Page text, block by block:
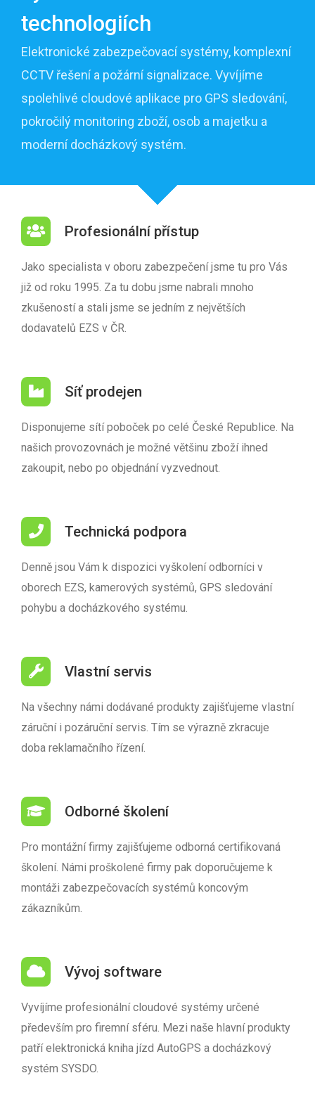
technologiích
Elektronické zabezpečovací systémy, komplexní
CCTV řešení a požární signalizace. Vyvíjíme
spolehlivé cloudové aplikace pro GPS sledování,
pokročilý monitoring zboží, osob a majetku a
moderní docházkový systém.
Profesionální přístup
Jako specialista v oboru zabezpečení jsme tu pro Vás
již od roku 1995. Za tu dobu jsme nabrali mnoho
zkušeností a stali jsme se jedním z největších
dodavatelů EZS v ČR.
Síť prodejen
Disponujeme sítí poboček po celé České Republice. Na
našich provozovnách je možné většinu zboží ihned
zakoupit, nebo po objednání vyzvednout.
Technická podpora
Denně jsou Vám k dispozici vyškolení odborníci v
oborech EZS, kamerových systémů, GPS sledování
pohybu a docházkového systému.
Vlastní servis
Na všechny námi dodávané produkty zajišťujeme vlastní
záruční i pozáruční servis. Tím se výrazně zkracuje
doba reklamačního řízení.
Odborné školení
Pro montážní firmy zajišťujeme odborná certifikovaná
školení. Námi proškolené firmy pak doporučujeme k
montáži zabezpečovacích systémů koncovým
zákazníkům.
Vývoj software
Vyvíjíme profesionální cloudové systémy určené
především pro firemní sféru. Mezi naše hlavní produkty
patří elektronická kniha jízd AutoGPS a docházkový
systém SYSDO.